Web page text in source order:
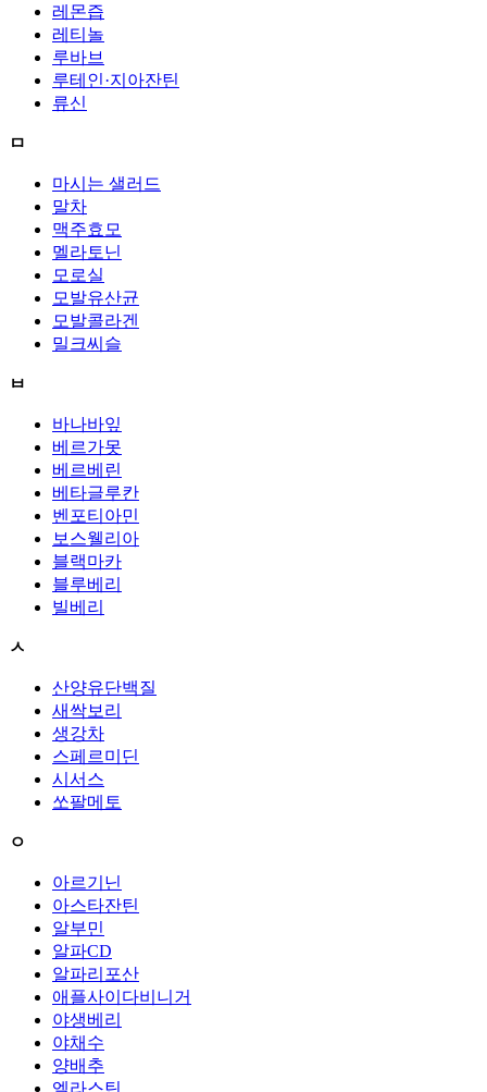
레몬즙
레티놀
루바브
루테인·지아잔틴
류신
ㅁ
마시는 샐러드
말차
맥주효모
멜라토닌
모로실
모발유산균
모발콜라겐
밀크씨슬
ㅂ
바나바잎
베르가못
베르베린
베타글루칸
벤포티아민
보스웰리아
블랙마카
블루베리
빌베리
ㅅ
산양유단백질
새싹보리
생강차
스페르미딘
시서스
쏘팔메토
ㅇ
아르기닌
아스타잔틴
알부민
알파CD
알파리포산
애플사이다비니거
야생베리
야채수
양배추
엘라스틴